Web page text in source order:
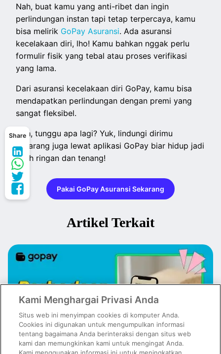
Share
Nah, buat kamu yang anti-ribet dan ingin
perlindungan instan tapi tetap terpercaya, kamu
bisa melirik GoPay Asuransi. Ada asuransi
kecelakaan diri, lho! Kamu bahkan nggak perlu
formulir fisik yang tebal atau proses verifikasi
yang lama.
Dari asuransi kecelakaan diri GoPay, kamu bisa
mendapatkan perlindungan dengan premi yang
sangat fleksibel.
Nah, tunggu apa lagi? Yuk, lindungi dirimu
sekarang juga lewat aplikasi GoPay biar hidup jadi
lebih ringan dan tenang!
Pakai GoPay Asuransi Sekarang
Artikel Terkait
Kami Menghargai Privasi Anda
Situs web ini menyimpan cookies di komputer Anda.
Cookies ini digunakan untuk mengumpulkan informasi
tentang bagaimana Anda berinteraksi dengan situs web
kami dan memungkinkan kami untuk mengingat Anda.